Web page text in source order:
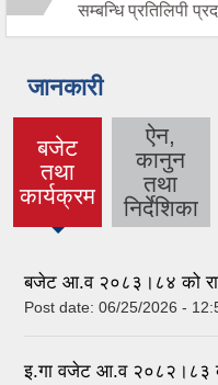
सम्बन्धि प्रतिलिपी
जानकारी
बजेट
तथा
कार्यक्रम
(active
tab)
ऐन,
कानुन
तथा
निर्देशिका
बजेट आ.व २०८३।८४ को
Post date: 06/25/2026 -
इ.गा वजेट आ.व २०८२।८३